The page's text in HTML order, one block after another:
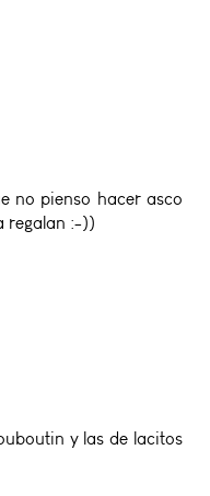
no pienso hacer asco
regalan :-))
y las de lacitos